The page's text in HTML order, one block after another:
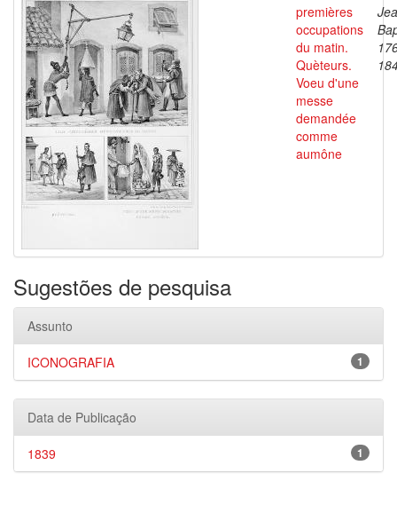
premières
occupations
du matin.
Quèteurs.
Voeu d'une
messe
demandée
comme
aumône
Sugestões de pesquisa
Assunto
1
ICONOGRAFIA
Data de Publicação
1
1839